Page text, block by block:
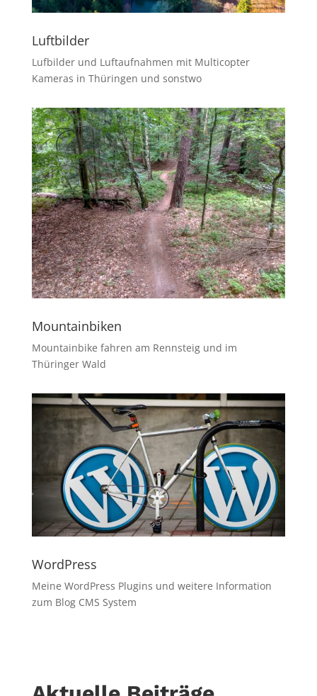
Luftbilder
Lufbilder und Luftaufnahmen mit Multicopter
Kameras in Thüringen und sonstwo
Mountainbiken
Mountainbike fahren am Rennsteig und im
Thüringer Wald
WordPress
Meine WordPress Plugins und weitere Information
zum Blog CMS System